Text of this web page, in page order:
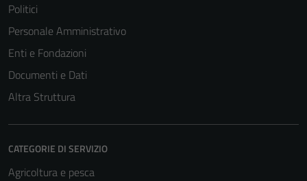
Politici
Personale Amministrativo
Enti e Fondazioni
Documenti e Dati
Altra Struttura
CATEGORIE DI SERVIZIO
Agricoltura e pesca